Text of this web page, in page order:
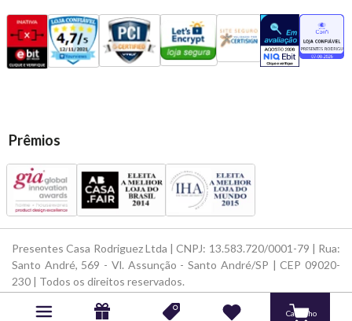
Prêmios
Presentes Casa Rodriguez Ltda | CNPJ: 13.583.720/0001-79 | Rua:
Santo André, 569 - Vl. Assunção - Santo André/SP | CEP 09020-
230 | Todos os direitos reservados.
Powered byDeveloped by